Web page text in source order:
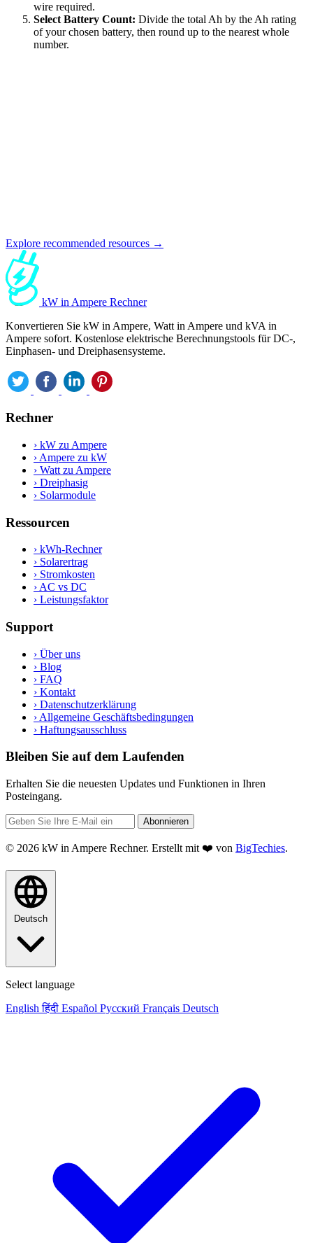
wire required.
Select Battery Count: Divide the total Ah by the Ah rating
of your chosen battery, then round up to the nearest whole
number.
Explore recommended resources →
kW in Ampere Rechner
Konvertieren Sie kW in Ampere, Watt in Ampere und kVA in
Ampere sofort. Kostenlose elektrische Berechnungstools für DC-,
Einphasen- und Dreiphasensysteme.
Rechner
› kW zu Ampere
› Ampere zu kW
› Watt zu Ampere
› Dreiphasig
› Solarmodule
Ressourcen
› kWh-Rechner
› Solarertrag
› Stromkosten
› AC vs DC
› Leistungsfaktor
Support
› Über uns
› Blog
› FAQ
› Kontakt
› Datenschutzerklärung
› Allgemeine Geschäftsbedingungen
› Haftungsausschluss
Bleiben Sie auf dem Laufenden
Erhalten Sie die neuesten Updates und Funktionen in Ihren
Posteingang.
Abonnieren
© 2026 kW in Ampere Rechner. Erstellt mit ❤️ von BigTechies.
Deutsch
Select language
English हिंदी Español Русский Français Deutsch